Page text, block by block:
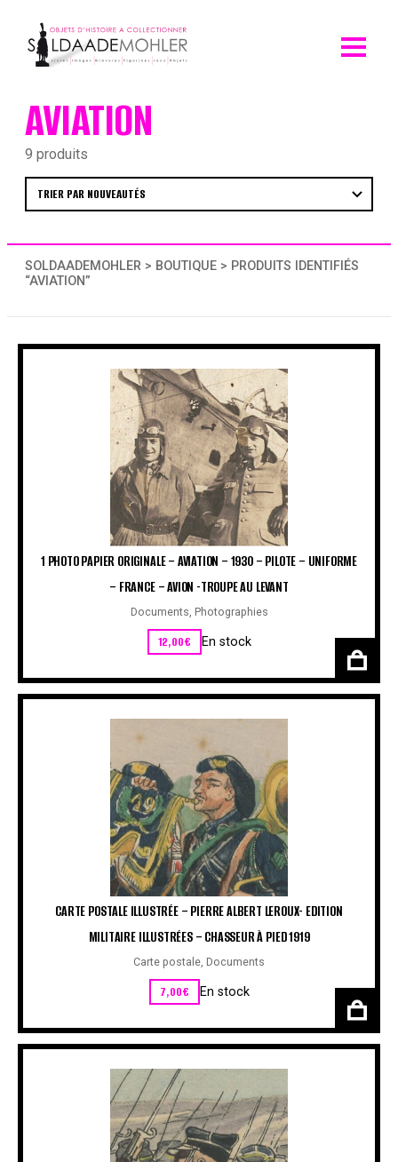
content
AVIATION
9 produits
SOLDAADEMOHLER > BOUTIQUE > PRODUITS IDENTIFIÉS
“AVIATION”
1 PHOTO PAPIER ORIGINALE – AVIATION – 1930 – PILOTE – UNIFORME
– FRANCE – AVION -TROUPE AU LEVANT
Documents, Photographies
12,00€ En stock
CARTE POSTALE ILLUSTRÉE – PIERRE ALBERT LEROUX- EDITION
MILITAIRE ILLUSTRÉES – CHASSEUR À PIED 1919
Carte postale, Documents
7,00€ En stock